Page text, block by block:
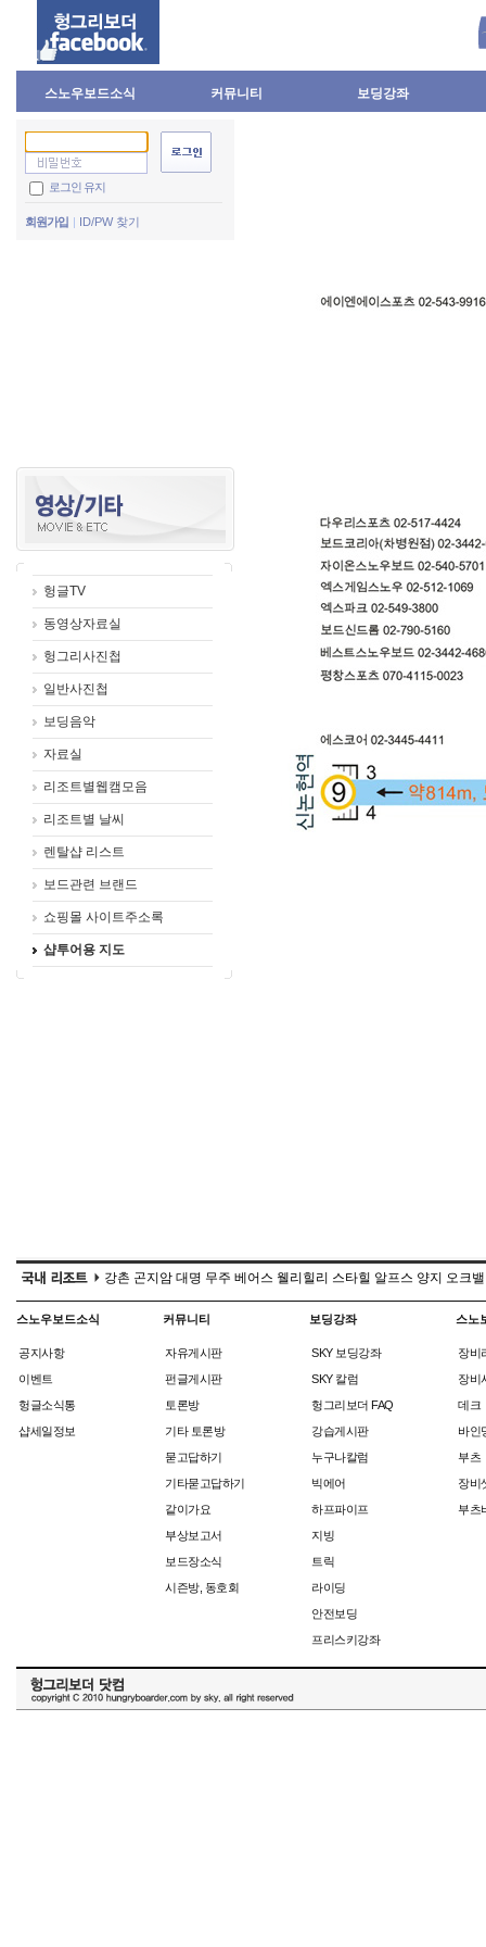
스노우보드소식 커뮤니티 보딩강좌
로그인 유지
회원가입 ID/PW 찾기
헝글TV
동영상자료실
헝그리사진첩
일반사진첩
보딩음악
자료실
리조트별웹캠모음
리조트별 날씨
렌탈샵 리스트
보드관련 브랜드
쇼핑몰 사이트주소록
샵투어용 지도
강촌 곤지암 대명 무주 베어스 웰리힐리 스타힐 알프스 양지 오크
스노우보드소식
공지사항
이벤트
헝글소식통
샵세일정보
커뮤니티
자유게시판
펀글게시판
토론방
기타 토론방
묻고답하기
기타묻고답하기
같이가요
부상보고서
보드장소식
시즌방, 동호회
보딩강좌
SKY 보딩강좌
SKY 칼럼
헝그리보더 FAQ
강습게시판
누구나칼럼
빅에어
하프파이프
지빙
트릭
라이딩
안전보딩
프리스키강좌
스노
장비
장비
데크
바인
부츠
장비
부츠